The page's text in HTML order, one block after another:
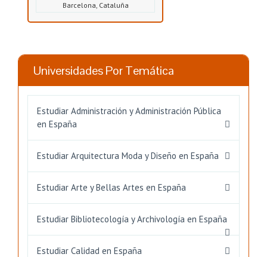
Barcelona, Cataluña
Universidades Por Temática
Estudiar Administración y Administración Pública
en España
Estudiar Arquitectura Moda y Diseño en España
Estudiar Arte y Bellas Artes en España
Estudiar Bibliotecología y Archivología en España
Estudiar Calidad en España